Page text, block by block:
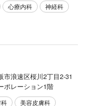
心療内科
神経科
市浪速区桜川2丁目2-31
ポレーション1階
美容皮膚科